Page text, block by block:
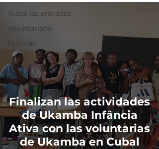
Todas las entradas
Voluntariado
Notícias
Finalizan las actividades
de Ukamba Infância
Ativa con las voluntarias
de Ukamba en Cubal